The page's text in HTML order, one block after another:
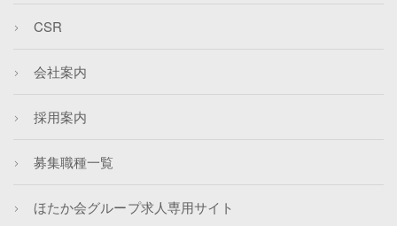
CSR
会社案内
採用案内
募集職種一覧
ほたか会グループ求人専用サイト